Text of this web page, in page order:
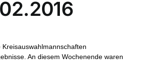
An diesem Wochenende waren